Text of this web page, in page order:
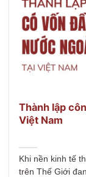
Thành lập
Việt Nam
Khi nền kinh tế
trên Thế Giới